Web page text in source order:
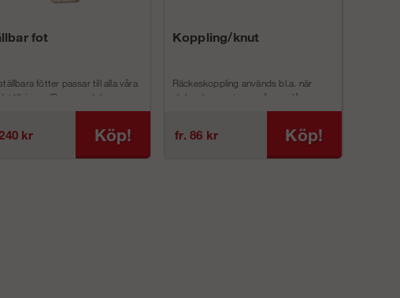
fot
fötter passar till alla våra
(Ram, modul- oc...
kr Köp!
Koppling/knut
Räckeskoppling används bl.a. när
räcke ska monteras på ram då anna...
fr. 86 kr Köp!